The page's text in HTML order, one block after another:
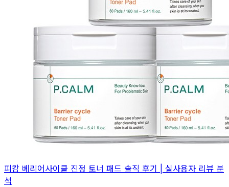
피캄 베리어사이클 진정 토너 패드 솔직 후기 | 실사용자 리뷰 분
석